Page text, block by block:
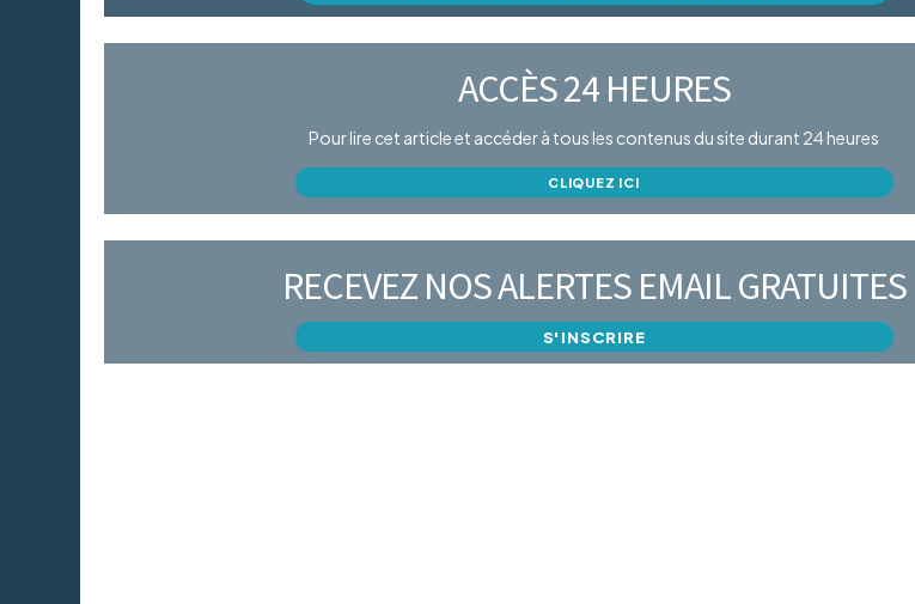
ACCÈS 24 HEURES
Pour lire cet article et accéder à tous les contenus du site durant 24 heures
CLIQUEZ ICI
RECEVEZ NOS ALERTES EMAIL GRATUITES
S'INSCRIRE